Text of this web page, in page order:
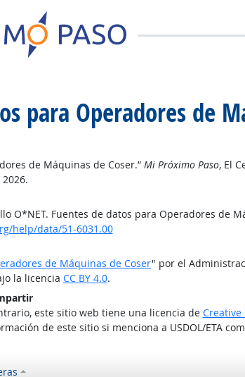
para Operadores de
de Máquinas de Coser.” Mi Próximo Paso, El
O*NET. Fuentes de datos para Operadores de
help/data/51-6031.00
de Máquinas de Coser" por el
la licencia CC BY 4.0.
este sitio web tiene una licencia de
de este sitio si menciona a USDOL/ETA